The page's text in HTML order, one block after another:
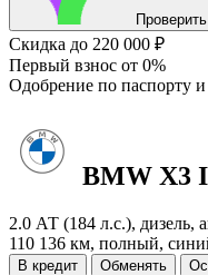
Проверить
Скидка до 220 000 ₽
Первый взнос от 0%
Одобрение по паспорту
BMW X3
2.0 АТ (184 л.с.), дизель,
110 136 км, полный,
В кредит Обменять